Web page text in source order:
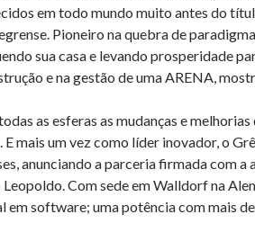
em todo mundo muito antes do
Pioneiro na quebra de
sua casa e levando prosperidade
e na gestão de uma ARENA,
as esferas as mudanças e
mais um vez como líder inovador, o
anunciando a parceria firmada com a
Com sede em Walldorf na
em software; uma potência com mais